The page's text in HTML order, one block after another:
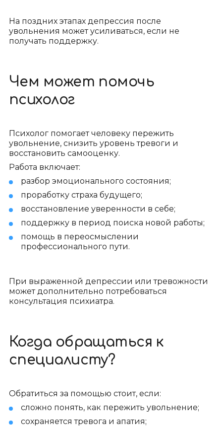
На поздних этапах депрессия после
увольнения может усиливаться, если не
получать поддержку.
Чем может помочь
психолог
Психолог помогает человеку пережить
увольнение, снизить уровень тревоги и
восстановить самооценку.
Работа включает:
разбор эмоционального состояния;
проработку страха будущего;
восстановление уверенности в себе;
поддержку в период поиска новой работы;
помощь в переосмыслении
профессионального пути.
При выраженной депрессии или тревожности
может дополнительно потребоваться
консультация психиатра.
Когда обращаться к
специалисту?
Обратиться за помощью стоит, если:
сложно понять, как пережить увольнение;
сохраняется тревога и апатия;